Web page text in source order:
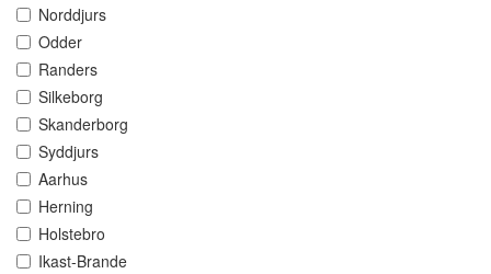
Norddjurs
Odder
Randers
Silkeborg
Skanderborg
Syddjurs
Aarhus
Herning
Holstebro
Ikast-Brande